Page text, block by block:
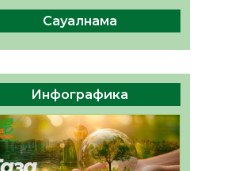
Рүстемұлы облыс
кеңесшісі болып
39 0
Сауалнама
Инфографика